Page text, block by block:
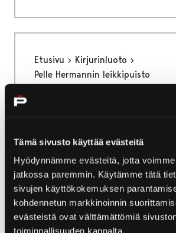
Tämä sivusto käyttää evästeitä
Hyödynnämme evästeitä, jotta
jatkossa paremmin. Käytämme tätä
sivujen käyttökokemuksen
kohdennetun markkinoinnin
evästeistä ovat välttämättömiä
toiminnallisuuden kannalta.
Etusivu
Kirjurinluoto
Pelle Hermannin leikkipuisto
Kirjurinluodon leikkialue, Pelle
puisto, on laajuudeltaan noin
hehtaaria, mikä vastaa melkein
jalkapallokenttää! Puistossa on
eri ikäisille soveltuvia
ja kiipeilytelineitä – kaikki ilman